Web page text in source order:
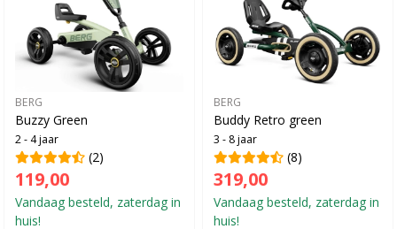
BERG
Buzzy Green
2 - 4 jaar
(2)
119,00
Vandaag besteld, zaterdag in
huis!
BERG
Buddy Retro green
3 - 8 jaar
(8)
319,00
Vandaag besteld, zaterdag in
huis!